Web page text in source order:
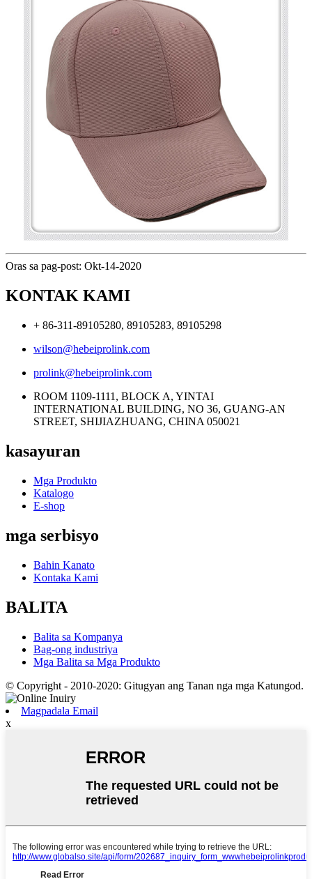
Oras sa pag-post: Okt-14-2020
KONTAK KAMI
+ 86-311-89105280, 89105283, 89105298
wilson@hebeiprolink.com
prolink@hebeiprolink.com
ROOM 1109-1111, BLOCK A, YINTAI
INTERNATIONAL BUILDING, NO 36, GUANG-AN
STREET, SHIJIAZHUANG, CHINA 050021
kasayuran
Mga Produkto
Katalogo
E-shop
mga serbisyo
Bahin Kanato
Kontaka Kami
BALITA
Balita sa Kompanya
Bag-ong industriya
Mga Balita sa Mga Produkto
© Copyright - 2010-2020: Gitugyan ang Tanan nga mga Katungod.
Magpadala Email
x